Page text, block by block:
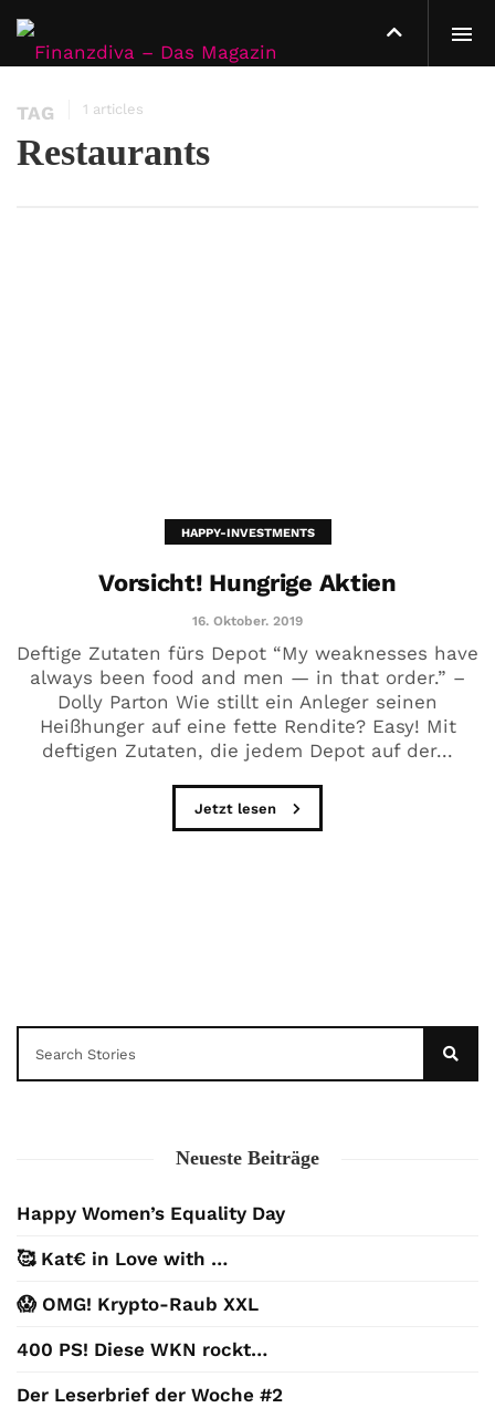
TAG 1 articles
Restaurants
HAPPY-INVESTMENTS
Vorsicht! Hungrige Aktien
16. Oktober. 2019
Deftige Zutaten fürs Depot “My weaknesses have
always been food and men — in that order.” –
Dolly Parton Wie stillt ein Anleger seinen
Heißhunger auf eine fette Rendite? Easy! Mit
deftigen Zutaten, die jedem Depot auf der...
Jetzt lesen
Neueste Beiträge
Happy Women’s Equality Day
🥰 Kat€ in Love with …
😱 OMG! Krypto-Raub XXL
400 PS! Diese WKN rockt…
Der Leserbrief der Woche #2